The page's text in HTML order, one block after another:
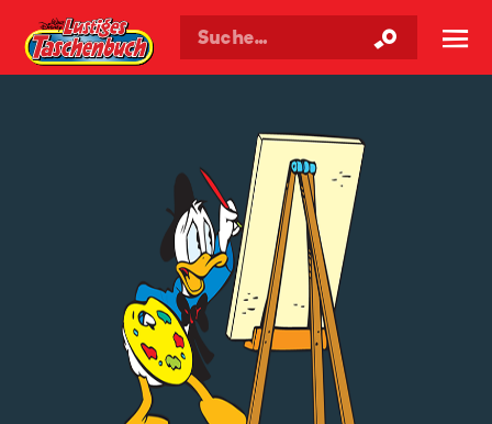
Walt Disneys Taschenbuch ☰